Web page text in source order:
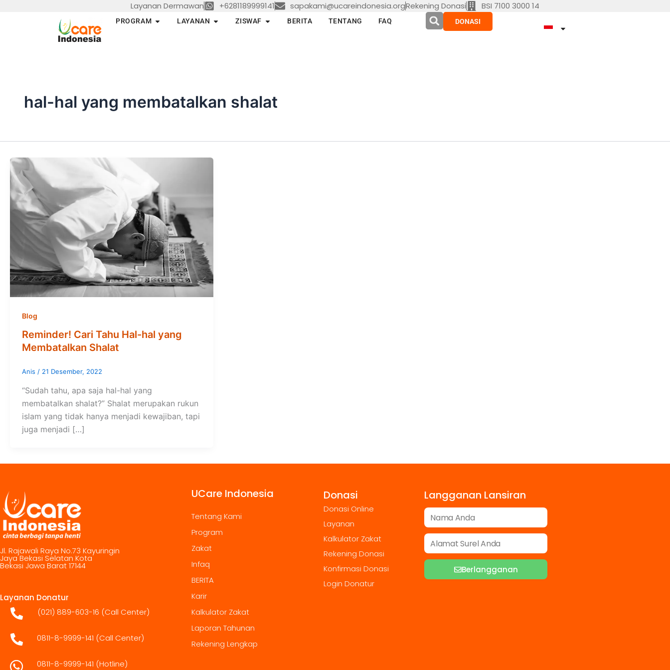
Layanan Dermawan +6281189999141 sapakami@ucareindonesia.orgRekening Donasi BSI 7100 3000 14
PROGRAM Open PROGRAM
LAYANAN Open LAYANAN
ZISWAF Open ZISWAF
BERITA TENTANG FAQ DONASI
hal-hal yang membatalkan shalat
Blog
Reminder! Cari Tahu Hal-hal yang
Membatalkan Shalat
Anis / 21 Desember, 2022
“Sudah tahu, apa saja hal-hal yang
membatalkan shalat?” Shalat merupakan rukun
islam yang tidak hanya menjadi kewajiban, tapi
juga menjadi […]
Jl. Rajawali Raya No.73 Kayuringin
Jaya Bekasi Selatan Kota
Bekasi Jawa Barat 17144
Layanan Donatur
(021) 889-603-16 (Call Center)
0811-8-9999-141 (Call Center)
0811-8-9999-141 (Hotline)
UCare Indonesia
Tentang Kami
Program
Zakat
Infaq
BERITA
Karir
Kalkulator Zakat
Laporan Tahunan
Rekening Lengkap
Donasi
Donasi Online
Layanan
Kalkulator Zakat
Rekening Donasi
Konfirmasi Donasi
Login Donatur
Langganan Lansiran
Berlangganan